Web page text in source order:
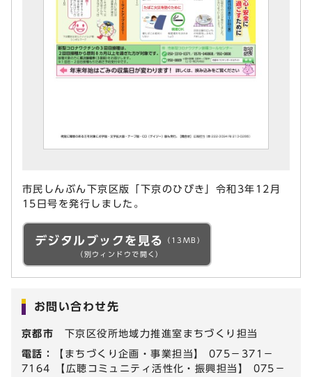
市民しんぶん下京区版「下京のひびき」令和3年12月
15日号を発行しました。
デジタルブックを見る
（13MB）
（別ウィンドウで開く）
お問い合わせ先
京都市 下京区役所地域力推進室まちづくり担当
電話：
【まちづくり企画・事業担当】 075－371－
7164 【広聴コミュニティ活性化・振興担当】 075－